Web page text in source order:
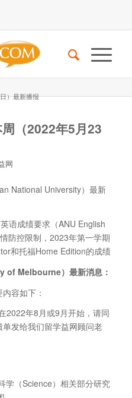
）最新播报
（2022年5月23
网
National University）最新
语成绩要求（ANU English
防控限制，2023年第一学期
和托福Home Edition的成绩
of Melbourne）最新消息：
容如下：
2022年8月或9月开始，请同
发给我们留学益网顾问老
学（Science）相关部分研究